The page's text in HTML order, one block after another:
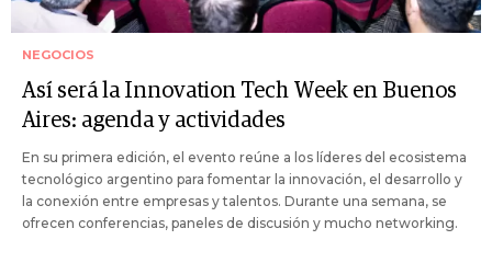
NEGOCIOS
Así será la Innovation Tech Week en Buenos
Aires: agenda y actividades
En su primera edición, el evento reúne a los líderes del ecosistema
tecnológico argentino para fomentar la innovación, el desarrollo y
la conexión entre empresas y talentos. Durante una semana, se
ofrecen conferencias, paneles de discusión y mucho networking.